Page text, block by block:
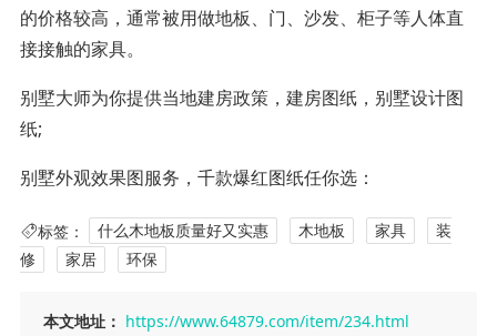
的价格较高，通常被用做地板、门、沙发、柜子等人体直
接接触的家具。
别墅大师为你提供当地建房政策，建房图纸，别墅设计图
纸;
别墅外观效果图服务，千款爆红图纸任你选：
标签： 什么木地板质量好又实惠 木地板 家具
装
修
家居 环保
本文地址： https://www.64879.com/item/234.html